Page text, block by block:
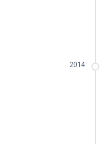
2014